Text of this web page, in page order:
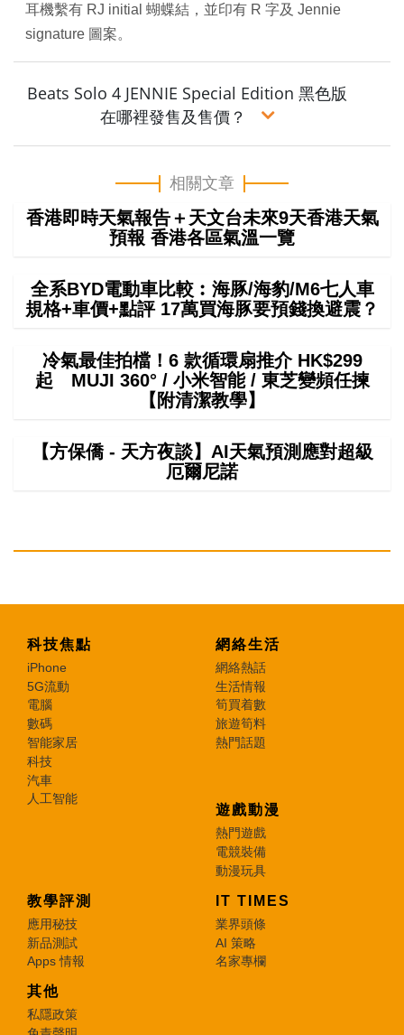
耳機繫有 RJ initial 蝴蝶結，並印有 R 字及 Jennie
signature 圖案。
Beats Solo 4 JENNIE Special Edition 黑色版
在哪裡發售及售價？
相關文章
香港即時天氣報告＋天文台未來9天香港天氣
預報 香港各區氣溫一覽
全系BYD電動車比較︰海豚/海豹/M6七人車
規格+車價+點評 17萬買海豚要預錢換避震？
冷氣最佳拍檔！6 款循環扇推介 HK$299
起 MUJI 360° / 小米智能 / 東芝變頻任揀
【附清潔教學】
【方保僑 - 天方夜談】AI天氣預測應對超級
厄爾尼諾
科技焦點
iPhone
5G流動
電腦
數碼
智能家居
科技
汽車
人工智能
網絡生活
網絡熱話
生活情報
筍買着數
旅遊筍料
熱門話題
遊戲動漫
熱門遊戲
電競裝備
動漫玩具
教學評測
應用秘技
新品測試
Apps 情報
IT TIMES
業界頭條
AI 策略
名家專欄
其他
私隱政策